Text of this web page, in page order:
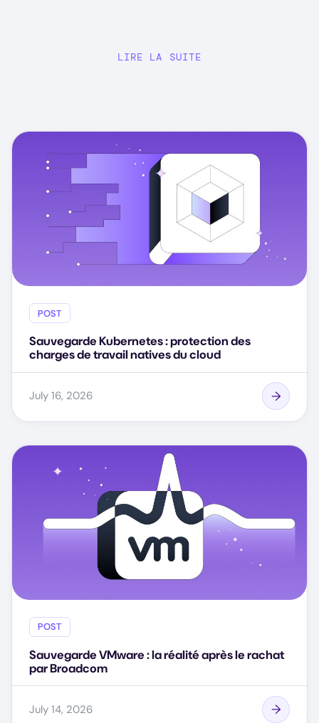
LIRE LA SUITE
POST
Sauvegarde Kubernetes : protection des
charges de travail natives du cloud
July 16, 2026
POST
Sauvegarde VMware : la réalité après le rachat
par Broadcom
July 14, 2026